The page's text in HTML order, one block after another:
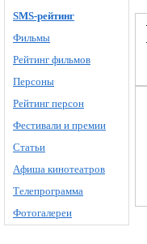
SMS-рейтинг
Фильмы
Рейтинг фильмов
Персоны
Рейтинг персон
Фестивали и премии
Статьи
Афиша кинотеатров
Телепрограмма
Фотогалереи